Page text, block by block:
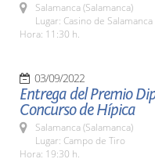
Salamanca (Salamanca)
Lugar: Casino de Salamanca
Hora: 11:30 h.
03/09/2022
Entrega del Premio
Concurso de Hípica
Salamanca (Salamanca)
Lugar: Campo de Tiro
Hora: 19:30 h.